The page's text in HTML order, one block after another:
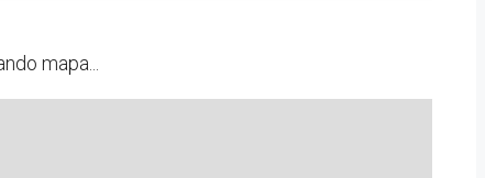
mapa...